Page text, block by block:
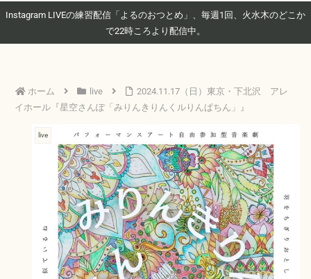
Instagram LIVEの練習配信「よるのおつとめ」、毎週1回、火水木のどこか
で22時ころより配信中。
ホーム live
2024.11.17（日）東京・下北沢 アレ
イホール『星空さんぽ「みりんきりんくルりんぱちん」』
live